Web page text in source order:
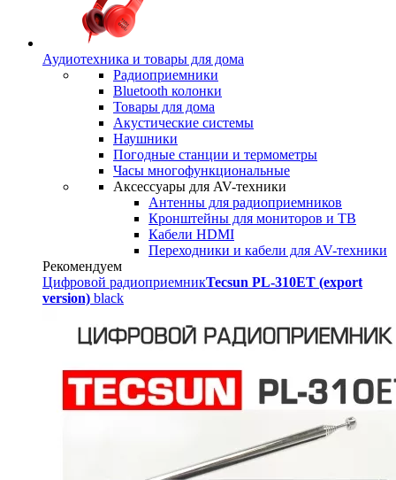
Аудиотехника и товары для дома
Радиоприемники
Bluetooth колонки
Товары для дома
Акустические системы
Наушники
Погодные станции и термометры
Часы многофункциональные
Аксессуары для AV-техники
Антенны для радиоприемников
Кронштейны для мониторов и ТВ
Кабели HDMI
Переходники и кабели для AV-техники
Рекомендуем
Цифровой радиоприемникTecsun PL-310ET (export
version) black